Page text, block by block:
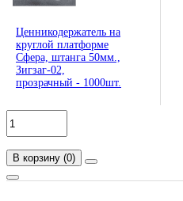
Ценникодержатель на
круглой платформе
Сфера, штанга 50мм.,
Зигзаг-02,
прозрачный - 1000шт.
В корзину (0)